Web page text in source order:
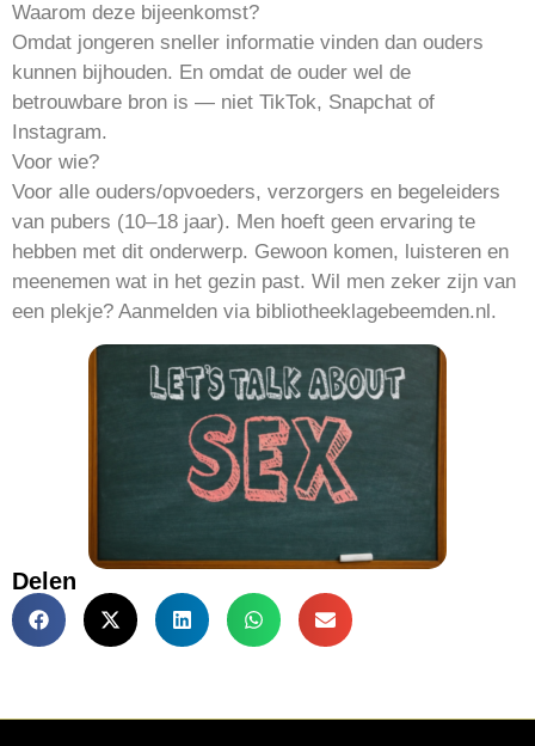
Waarom deze bijeenkomst?
Omdat jongeren sneller informatie vinden dan ouders
kunnen bijhouden. En omdat de ouder wel de
betrouwbare bron is — niet TikTok, Snapchat of
Instagram.
Voor wie?
Voor alle ouders/opvoeders, verzorgers en begeleiders
van pubers (10–18 jaar). Men hoeft geen ervaring te
hebben met dit onderwerp. Gewoon komen, luisteren en
meenemen wat in het gezin past. Wil men zeker zijn van
een plekje? Aanmelden via bibliotheeklagebeemden.nl.
Delen